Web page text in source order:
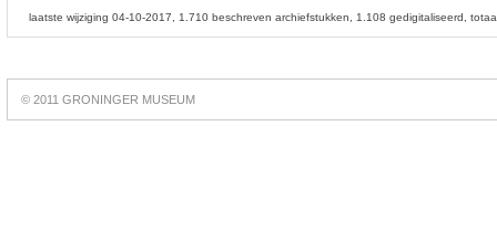
laatste wijziging 04-10-2017 1.710 beschreven archiefstukken 1.108 gedigitaliseerd
Best
online© 2011 GRONINGER MUSEUM